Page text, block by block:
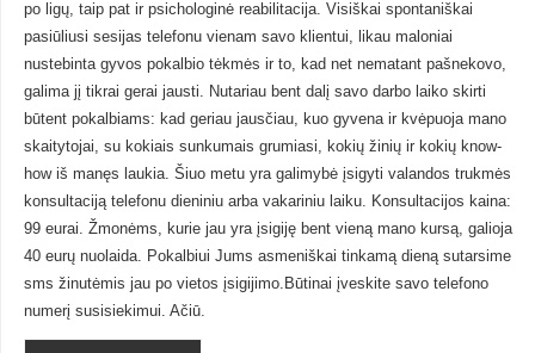
po ligų, taip pat ir psichologinė reabilitacija. Visiškai spontaniškai
pasiūliusi sesijas telefonu vienam savo klientui, likau maloniai
nustebinta gyvos pokalbio tėkmės ir to, kad net nematant pašnekovo,
galima jį tikrai gerai jausti. Nutariau bent dalį savo darbo laiko skirti
būtent pokalbiams: kad geriau jausčiau, kuo gyvena ir kvėpuoja mano
skaitytojai, su kokiais sunkumais grumiasi, kokių žinių ir kokių know-
how iš manęs laukia. Šiuo metu yra galimybė įsigyti valandos trukmės
konsultaciją telefonu dieniniu arba vakariniu laiku. Konsultacijos kaina:
99 eurai. Žmonėms, kurie jau yra įsigiję bent vieną mano kursą, galioja
40 eurų nuolaida. Pokalbiui Jums asmeniškai tinkamą dieną sutarsime
sms žinutėmis jau po vietos įsigijimo.Būtinai įveskite savo telefono
numerį susisiekimui. Ačiū.